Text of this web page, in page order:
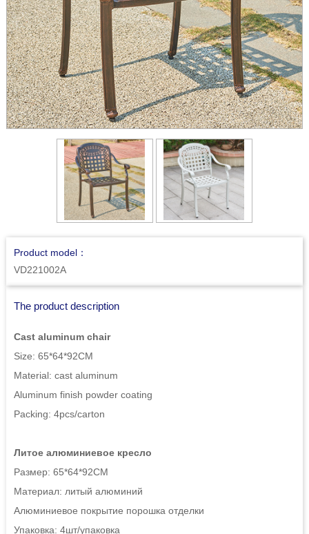
Product model：
VD221002A
The product description
Cast aluminum chair
Size: 65*64*92CM
Material: cast aluminum
Aluminum finish powder coating
Packing: 4pcs/carton
Литое алюминиевое кресло
Размер: 65*64*92СМ
Материал: литый алюминий
Алюминиевое покрытие порошка отделки
Упаковка: 4шт/упаковка